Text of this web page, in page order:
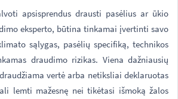
apsisprendus drausti pasėlius ar ūkio
eksperto, būtina tinkamai įvertinti savo
sąlygas, pasėlių specifiką, technikos
draudimo rizikas. Viena dažniausių
vertė arba netiksliai deklaruotas
lemti mažesnę nei tikėtasi išmoką žalos